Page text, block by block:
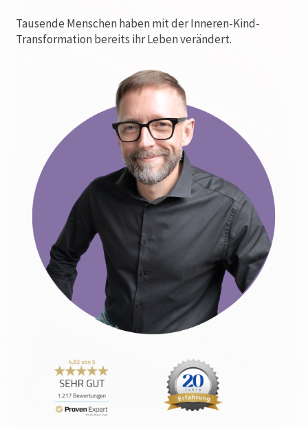
Tausende Menschen haben mit der Inneren-Kind-
Transformation bereits ihr Leben verändert.